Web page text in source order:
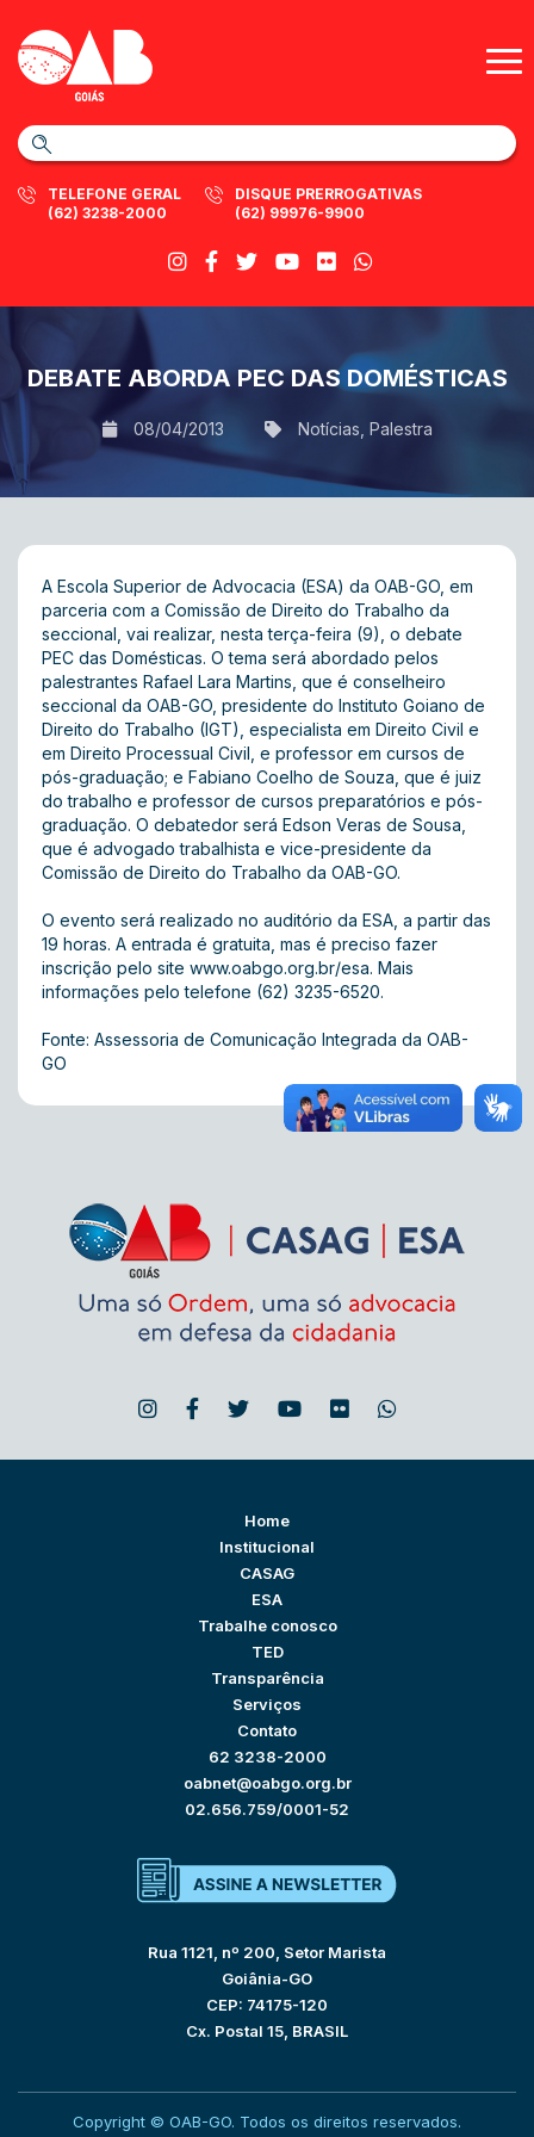
TELEFONE GERAL
(62) 3238-2000
DISQUE PRERROGATIVAS
(62) 99976-9900
DEBATE ABORDA PEC DAS DOMÉSTICAS
08/04/2013 Notícias Palestra
A Escola Superior de Advocacia (ESA) da OAB-GO, em
parceria com a Comissão de Direito do Trabalho da
seccional, vai realizar, nesta terça-feira (9), o debate
PEC das Domésticas. O tema será abordado pelos
palestrantes Rafael Lara Martins, que é conselheiro
seccional da OAB-GO, presidente do Instituto Goiano de
Direito do Trabalho (IGT), especialista em Direito Civil e
em Direito Processual Civil, e professor em cursos de
pós-graduação; e Fabiano Coelho de Souza, que é juiz
do trabalho e professor de cursos preparatórios e pós-
graduação. O debatedor será Edson Veras de Sousa,
que é advogado trabalhista e vice-presidente da
Comissão de Direito do Trabalho da OAB-GO.
O evento será realizado no auditório da ESA, a partir das
19 horas. A entrada é gratuita, mas é preciso fazer
inscrição pelo site www.oabgo.org.br/esa. Mais
informações pelo telefone (62) 3235-6520.
Fonte: Assessoria de Comunicação Integrada da OAB-
GO
Home
Institucional
CASAG
ESA
Trabalhe conosco
TED
Transparência
Serviços
Contato
62 3238-2000
oabnet@oabgo.org.br
02.656.759/0001-52
Rua 1121, nº 200, Setor Marista
Goiânia-GO
CEP: 74175-120
Cx. Postal 15, BRASIL
Copyright © OAB-GO. Todos os direitos reservados.